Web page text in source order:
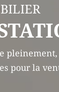
pour la